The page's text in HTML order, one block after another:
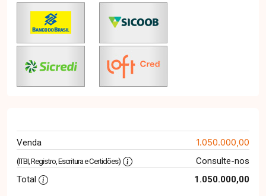
Venda 1.050.000,00
(ITBI, Registro, Escritura e Certidões)
Consulte-nos
Total
1.050.000,00